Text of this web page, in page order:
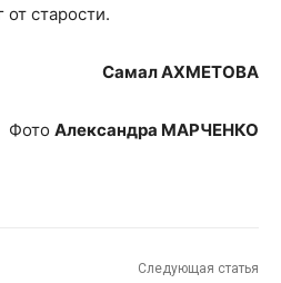
старости.
Самал АХМЕТОВА
Фото Александра МАРЧЕНКО
Следующая статья